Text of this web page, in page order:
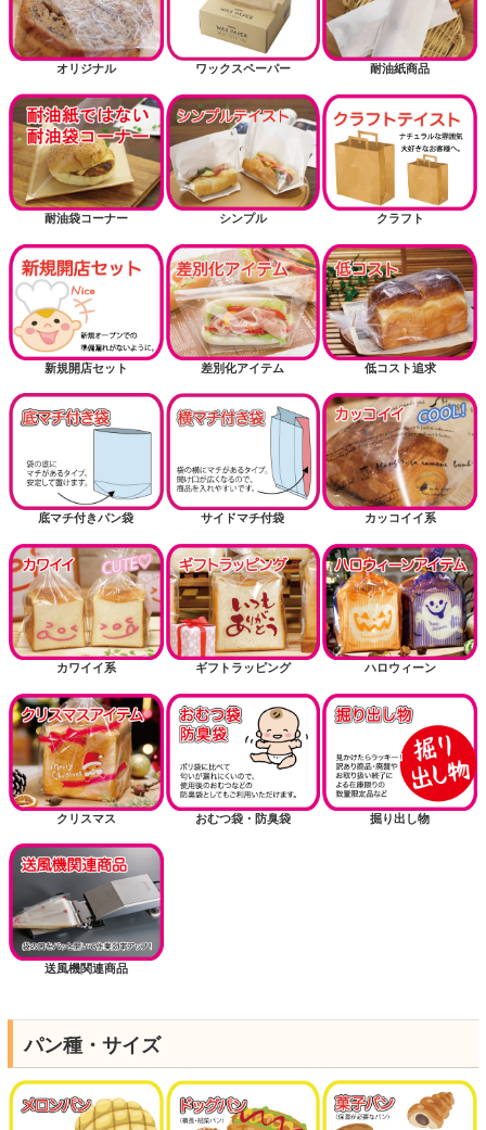
オリジナル ワックスペーパー 耐油紙商品
耐油袋コーナー シンプル クラフト
新規開店セット 差別化アイテム 低コスト追求
底マチ付きパン袋 サイドマチ付袋 カッコイイ系
カワイイ系 ギフトラッピング ハロウィーン
クリスマス おむつ袋・防臭袋 掘り出し物
送風機関連商品
パン種・サイズ